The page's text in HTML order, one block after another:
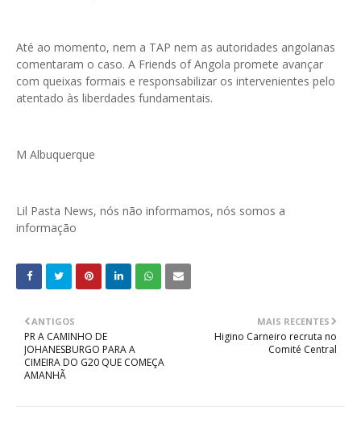
Até ao momento, nem a TAP nem as autoridades angolanas
comentaram o caso. A Friends of Angola promete avançar
com queixas formais e responsabilizar os intervenientes pelo
atentado às liberdades fundamentais.
M Albuquerque
Lil Pasta News, nós não informamos, nós somos a
informação
MAIS RECENTES
Higino Carneiro recruta no
Comité Central
ANTIGOS
PR A CAMINHO DE
JOHANESBURGO PARA A
CIMEIRA DO G20 QUE COMEÇA
AMANHÃ